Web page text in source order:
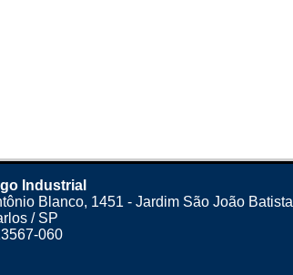
Industrial
Blanco, 1451 - Jardim São João Batista
/ SP
060